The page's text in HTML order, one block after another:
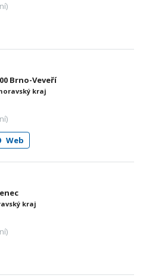
Brno-Veveří
kraj
Web
kraj